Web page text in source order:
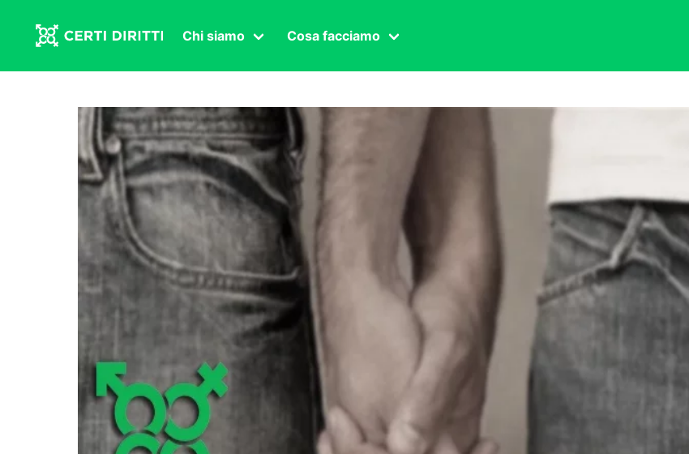
Chi siamo
Organi in carica
Congressi
Cosa facciamo
Fuor di Pagina